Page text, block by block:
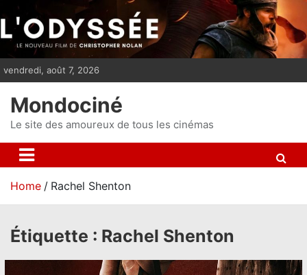
i
p
n
t
vendredi, août 7, 2026
Mondociné
Le site des amoureux de tous les cinémas
Home Rachel Shenton
Étiquette : Rachel Shenton